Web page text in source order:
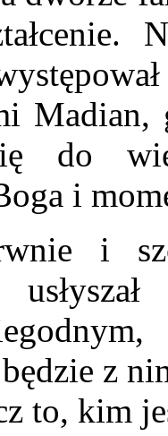
do
i
i
z
to, kim